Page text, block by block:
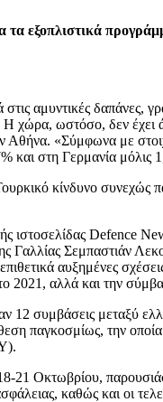
τα εξοπλιστικά
αμυντικές δαπάνες,
χώρα, ωστόσο, δεν έχει
Αθήνα. «Σύμφωνα με
και στη Γερμανία μόλις
κίνδυνο συνεχώς
ιστοσελίδας
Γαλλίας Σεμπαστιάν
αυξημένες
2021, αλλά και την
12 συμβάσεις μεταξύ
παγκοσμίως, την
21 Οκτωβρίου,
καθώς και οι